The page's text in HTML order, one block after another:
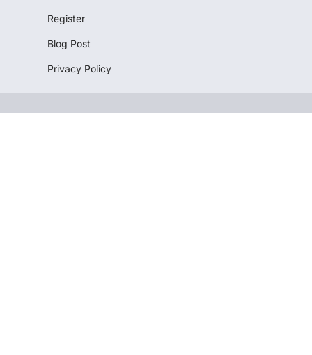
Register
Blog Post
Privacy Policy